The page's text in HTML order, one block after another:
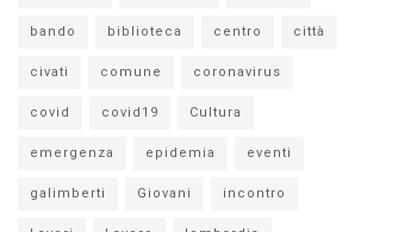
bando biblioteca centro città
civati comune coronavirus
covid covid19 Cultura
emergenza epidemia eventi
galimberti Giovani incontro